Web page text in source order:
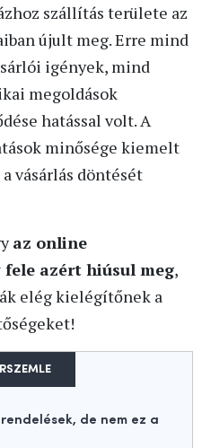
szállítás területe az
újult meg. Erre mind
igények, mind
megoldások
hatással volt. A
minősége kiemelt
vásárlás döntését
az online
azért hiúsul meg,
elég kielégítőnek a
de nem ez a